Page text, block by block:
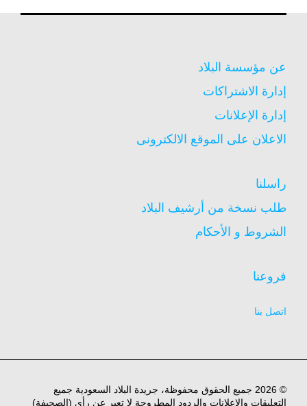
عن مؤسسة البلاد
إدارة الاشتراكات
إدارة الإعلانات
الاعلان على الموقع الالكترونى
راسلنا
طلب نسخة من أرشيف البلاد
الشروط و الأحكام
فروعنا
اتصل بنا
© 2026 جميع الحقوق محفوظة، جريدة البلاد السعودية جميع
التعليقات والاعلانات والردود المطروحة لا تعبر عن رأي (الصحيفة)